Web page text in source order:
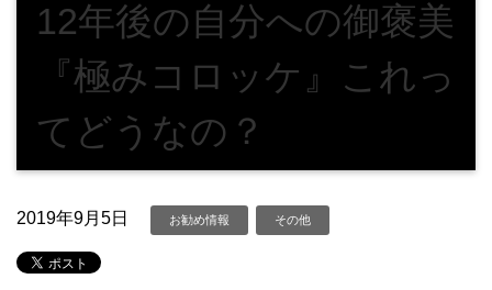
12年後の自分への御褒美
『極みコロッケ』これっ
てどうなの？
2019年9月5日 お勧め情報 その他